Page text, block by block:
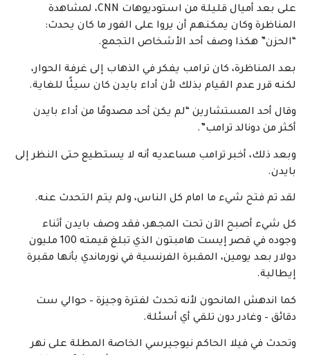
على بعد أميال قليلة من استوديوهات CNN، لمشاهدة
المناظرة وكان يمكنهم أن يروا على الفور ما كان يحدث:
“الحزن” هكذا وصف أحد الأشخاص التجمع.
بعد المناظرة، كان ترامب يفكر في الذهاب إلى غرفة الحوار،
لكنه قرر عدم القيام بذلك لأن أداء بايدن كان سيئًا للغاية.
وقال أحد المستشارين “لم يكن أحد مصدومًا من أداء بايدن
أكثر من دونالد ترامب”.
وبعد ذلك، أخبر ترامب مساعديه أنه لا يستطيع حتى النظر إلى
بايدن.
لقد تم فتح شيء ما امام كل الناس، ولم يتم التحدث عنه.
كل شيء أصبح الآن تحت المجهر، فقد وصف بايدن أثناء
وجوده في قصر إيست هامبتون الذي تبلغ قيمته 100 مليون
دولار بعد يومين، المقبرة الفرنسية في نورماندي بأنها مقبرة
إيطالية.
كما اندهش المانحون لأنه تحدث لفترة وجيزة – حوالي ست
دقائق – وغادر دون تلقي أي أسئلة.
وتحدث في فيلا الحاكم نيوجيرسي الخاصة المطلة على نهر